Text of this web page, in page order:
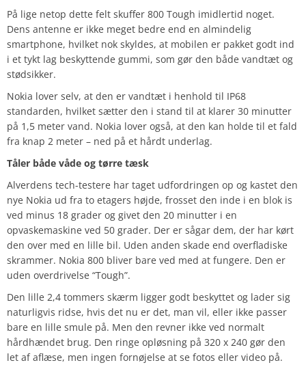
På lige netop dette felt skuffer 800 Tough imidlertid noget.
Dens antenne er ikke meget bedre end en almindelig
smartphone, hvilket nok skyldes, at mobilen er pakket godt ind
i et tykt lag beskyttende gummi, som gør den både vandtæt og
stødsikker.
Nokia lover selv, at den er vandtæt i henhold til IP68
standarden, hvilket sætter den i stand til at klarer 30 minutter
på 1,5 meter vand. Nokia lover også, at den kan holde til et fald
fra knap 2 meter – ned på et hårdt underlag.
Tåler både våde og tørre tæsk
Alverdens tech-testere har taget udfordringen op og kastet den
nye Nokia ud fra to etagers højde, frosset den inde i en blok is
ved minus 18 grader og givet den 20 minutter i en
opvaskemaskine ved 50 grader. Der er sågar dem, der har kørt
den over med en lille bil. Uden anden skade end overfladiske
skrammer. Nokia 800 bliver bare ved med at fungere. Den er
uden overdrivelse “Tough”.
Den lille 2,4 tommers skærm ligger godt beskyttet og lader sig
naturligvis ridse, hvis det nu er det, man vil, eller ikke passer
bare en lille smule på. Men den revner ikke ved normalt
hårdhændet brug. Den ringe opløsning på 320 x 240 gør den
let af aflæse, men ingen fornøjelse at se fotos eller video på.